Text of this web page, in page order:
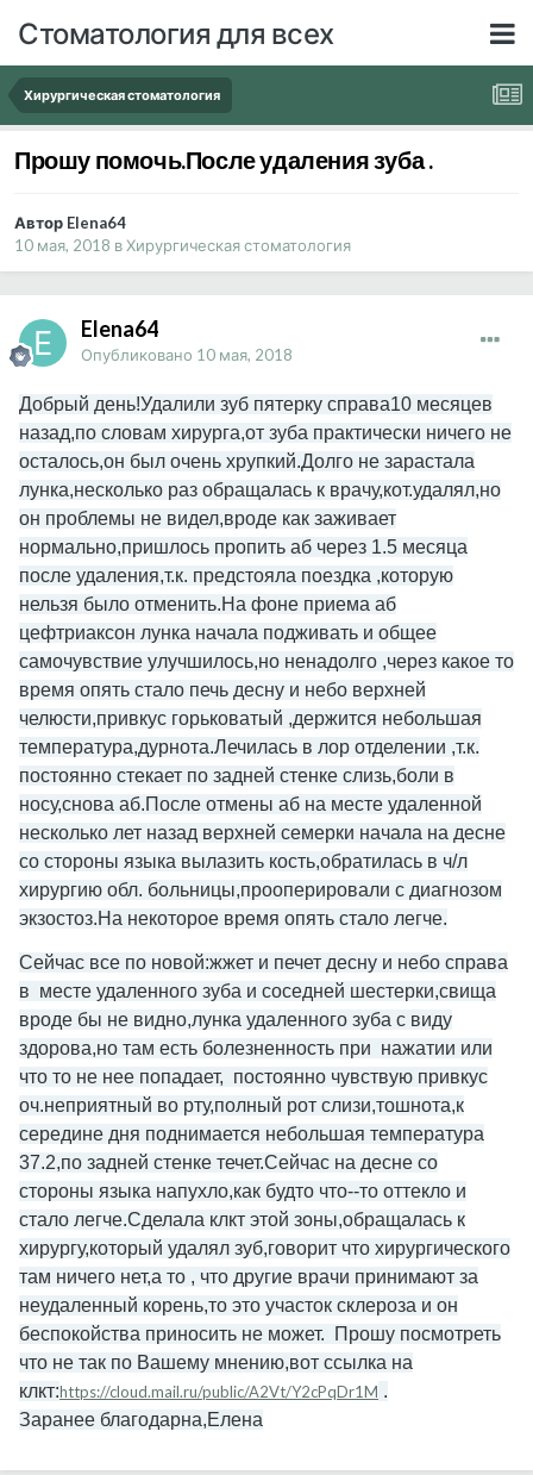
Стоматология для всех
Хирургическая стоматология
Прошу помочь.После удаления зуба .
Автор Elena64
10 мая, 2018 вХирургическая стоматология
Elena64
Опубликовано 10 мая, 2018
Добрый день!Удалили зуб пятерку справа10 месяцев
назад,по словам хирурга,от зуба практически ничего не
осталось,он был очень хрупкий.Долго не зарастала
лунка,несколько раз обращалась к врачу,кот.удалял,но
он проблемы не видел,вроде как заживает
нормально,пришлось пропить аб через 1.5 месяца
после удаления,т.к. предстояла поездка ,которую
нельзя было отменить.На фоне приема аб
цефтриаксон лунка начала подживать и общее
самочувствие улучшилось,но ненадолго ,через какое то
время опять стало печь десну и небо верхней
челюсти,привкус горьковатый ,держится небольшая
температура,дурнота.Лечилась в лор отделении ,т.к.
постоянно стекает по задней стенке слизь,боли в
носу,снова аб.После отмены аб на месте удаленной
несколько лет назад верхней семерки начала на десне
со стороны языка вылазить кость,обратилась в ч/л
хирургию обл. больницы,прооперировали с диагнозом
экзостоз.На некоторое время опять стало легче.
Сейчас все по новой:жжет и печет десну и небо справа
в месте удаленного зуба и соседней шестерки,свища
вроде бы не видно,лунка удаленного зуба с виду
здорова,но там есть болезненность при нажатии или
что то не нее попадает, постоянно чувствую привкус
оч.неприятный во рту,полный рот слизи,тошнота,к
середине дня поднимается небольшая температура
37.2,по задней стенке течет.Сейчас на десне со
стороны языка напухло,как будто что--то оттекло и
стало легче.Сделала клкт этой зоны,обращалась к
хирургу,который удалял зуб,говорит что хирургического
там ничего нет,а то , что другие врачи принимают за
неудаленный корень,то это участок склероза и он
беспокойства приносить не может. Прошу посмотреть
что не так по Вашему мнению,вот ссылка на
клкт:https://cloud.mail.ru/public/A2Vt/Y2cPqDr1M .
Заранее благодарна,Елена